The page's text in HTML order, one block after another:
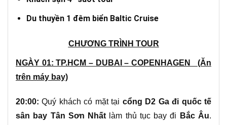
Du thuyền 1 đêm biển Baltic Cruise
CHƯƠNG TRÌNH TOUR
NGÀY 01: TP.HCM – DUBAI – COPENHAGEN (Ăn
trên máy bay)
20:00: Quý khách có mặt tại cổng D2 Ga đi quốc tế
sân bay Tân Sơn Nhất làm thủ tục bay đi Bắc Âu.